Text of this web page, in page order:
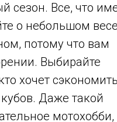
сезон. Все, что
о небольшом
потому что вам
Выбирайте
хочет
Даже такой
мотохобби,